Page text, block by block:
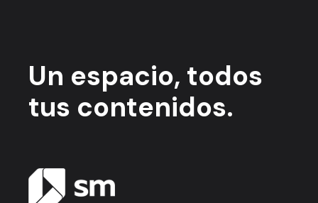
Un espacio, todos
tus contenidos.